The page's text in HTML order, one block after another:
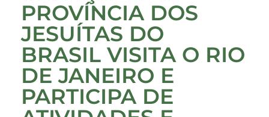
PROVÍNCIA DOS
JESUÍTAS DO
BRASIL VISITA O RIO
DE JANEIRO E
PARTICIPA DE